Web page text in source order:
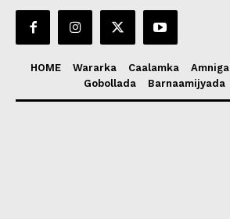
HOME Wararka Caalamka Amniga
Gobollada
Barnaamijyada